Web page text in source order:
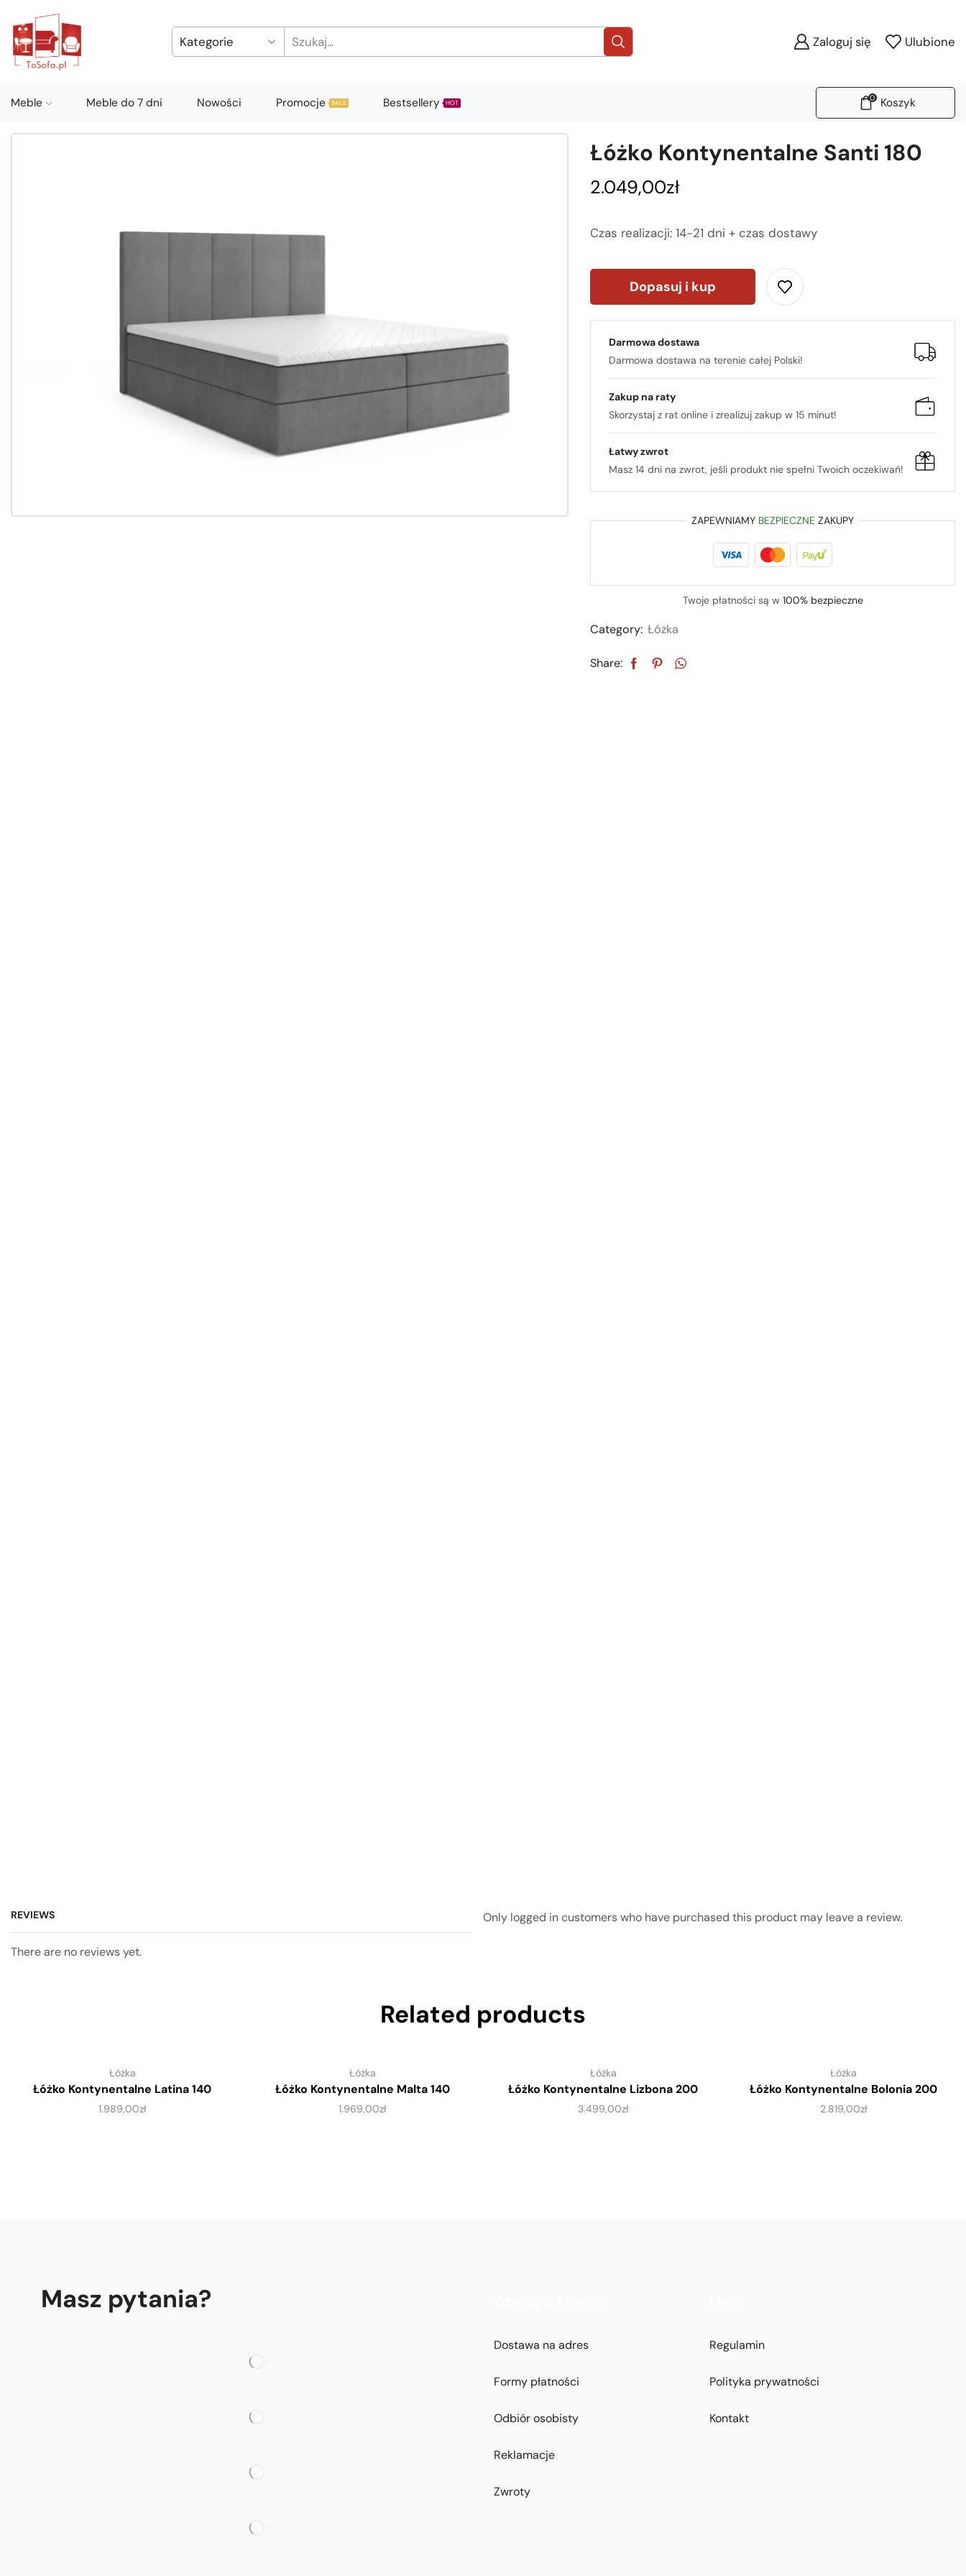
Zaloguj się Ulubione
Meble Meble do 7 dni Nowości Promocje SALE Bestsellery HOT
0 Koszyk
Łóżko Kontynentalne Santi 180
2.049,00zł
Czas realizacji: 14-21 dni + czas dostawy
Dopasuj i kup
Darmowa dostawa
Darmowa dostawa na terenie całej Polski!
Zakup na raty
Skorzystaj z rat online i zrealizuj zakup w 15 minut!
Łatwy zwrot
Masz 14 dni na zwrot, jeśli produkt nie spełni Twoich oczekiwań!
ZAPEWNIAMY BEZPIECZNE ZAKUPY
Twoje płatności są w 100% bezpieczne
Category: Łóżka
Share:
REVIEWS
There are no reviews yet.
Only logged in customers who have purchased this product may leave a review.
Related products
Łóżka
Łóżko Kontynentalne Latina 140
1.989,00zł
Łóżka
Łóżko Kontynentalne Malta 140
1.969,00zł
Łóżka
Łóżko Kontynentalne Lizbona 200
3.499,00zł
Łóżka
Łóżko Kontynentalne Bolonia 200
2.819,00zł
Masz pytania?
Dostawa na adres
Formy płatności
Odbiór osobisty
Reklamacje
Zwroty
Regulamin
Polityka prywatności
Kontakt